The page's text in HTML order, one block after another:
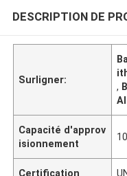
DESCRIPTION DE
Surligner:
,
Capacité d'approv
isionnement
Certification